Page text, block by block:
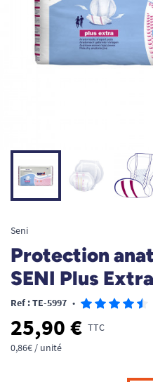
Seni
Protection
SENI Plus Extra
Ref : TE-5997 •
25,90 € TTC
0,86€ / unité